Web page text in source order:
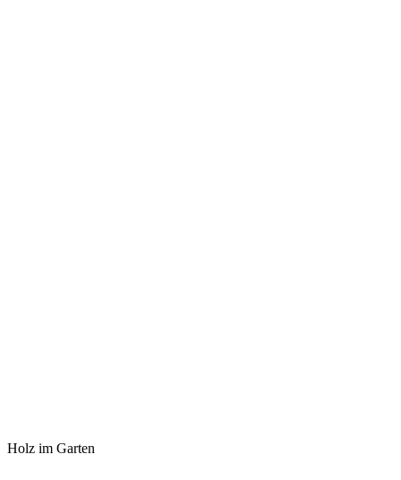
Holz im Garten